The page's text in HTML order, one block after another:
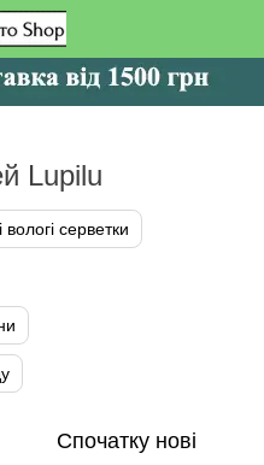
Lupilu
вологі серветки
Спочатку нові